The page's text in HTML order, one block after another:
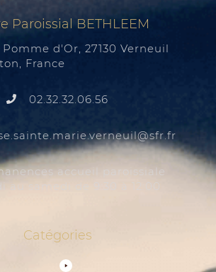
Paroissial BETHLEEM
d'Or, 27130 Verneuil
France
02.32.32.06.56
rf.rfs
accueil paroissiale
au samedi de 9:30 à 12:00
Catégories